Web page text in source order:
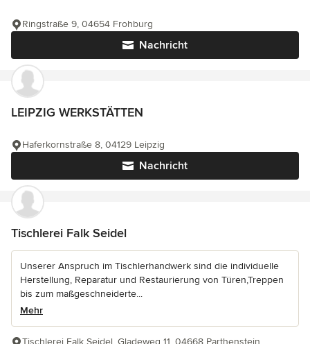
Nachricht
Ringstraße 9, 04654 Frohburg
LEIPZIG WERKSTÄTTEN
Nachricht
Haferkornstraße 8, 04129 Leipzig
Tischlerei Falk Seidel
Unserer Anspruch im Tischlerhandwerk sind die individuelle
Herstellung, Reparatur und Restaurierung von Türen,Treppen
bis zum maßgeschneiderte...
Mehr
Tischlerei Falk Seidel, Gladeweg 11, 04668 Parthenstein